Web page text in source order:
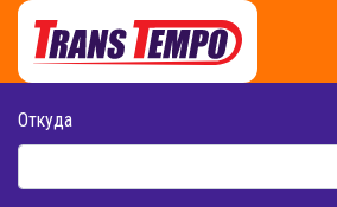
Откуда